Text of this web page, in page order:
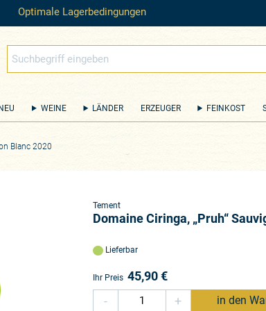
Optimale Lagerbedingungen
NEU WEINE LÄNDER ERZEUGER FEINKOST
Blanc 2020
Tement
Domaine Ciringa, „Pruh“
Lieferbar
Ihr Preis 45,90€
-
+ in den